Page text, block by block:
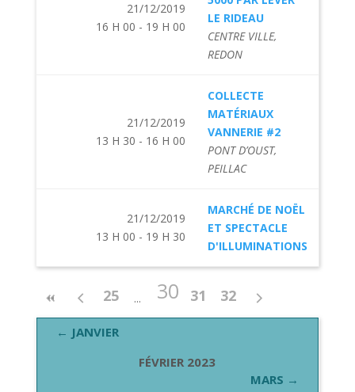
21/12/2019
16 H 00 - 19 H 00
LE RIDEAU
CENTRE VILLE,
REDON
21/12/2019
13 H 30 - 16 H 00
COLLECTE
MATÉRIAUX
VANNERIE #2
PONT D’OUST,
PEILLAC
21/12/2019
13 H 00 - 19 H 30
MARCHÉ DE NOËL
ET SPECTACLE
D'ILLUMINATIONS
25 30 31 32
← JANVIER
FÉVRIER 2023
MARS →